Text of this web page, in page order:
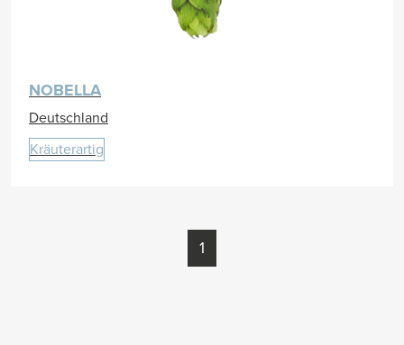
NOBELLA
Deutschland
Kräuterartig
1